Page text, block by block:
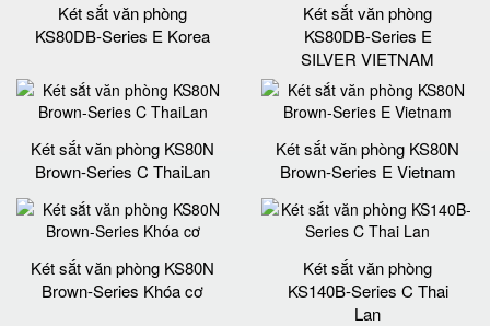
Két sắt văn phòng
KS80DB-Series E Korea
Két sắt văn phòng
KS80DB-Series E
SILVER VIETNAM
Két sắt văn phòng KS80N
Brown-Series C ThaiLan
Két sắt văn phòng KS80N
Brown-Series E Vietnam
Két sắt văn phòng KS80N
Brown-Series Khóa cơ
Két sắt văn phòng
KS140B-Series C Thai
Lan